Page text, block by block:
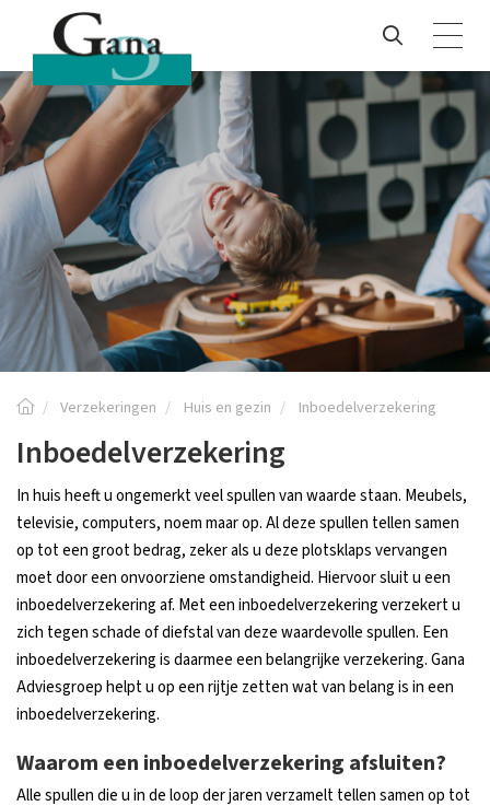
Verzekeringen Huis en gezin Inboedelverzekering
Inboedelverzekering
In huis heeft u ongemerkt veel spullen van waarde staan. Meubels,
televisie, computers, noem maar op. Al deze spullen tellen samen
op tot een groot bedrag, zeker als u deze plotsklaps vervangen
moet door een onvoorziene omstandigheid. Hiervoor sluit u een
inboedelverzekering af. Met een inboedelverzekering verzekert u
zich tegen schade of diefstal van deze waardevolle spullen. Een
inboedelverzekering is daarmee een belangrijke verzekering. Gana
Adviesgroep helpt u op een rijtje zetten wat van belang is in een
inboedelverzekering.
Waarom een inboedelverzekering afsluiten?
Alle spullen die u in de loop der jaren verzamelt tellen samen op tot